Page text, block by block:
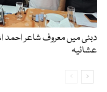
دبئی میں معروف شاعر احمد
عشائیہ